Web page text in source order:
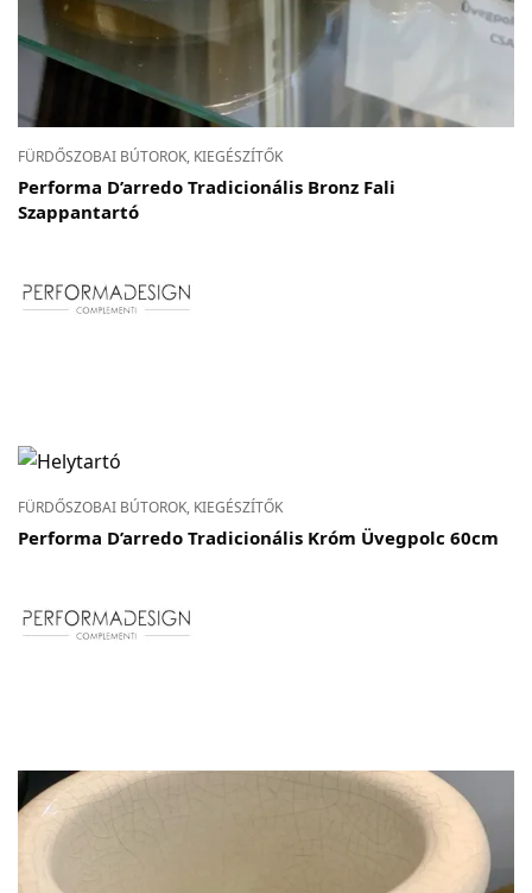
FÜRDŐSZOBAI BÚTOROK, KIEGÉSZÍTŐK
Performa D’arredo Tradicionális Bronz Fali
Szappantartó
FÜRDŐSZOBAI BÚTOROK, KIEGÉSZÍTŐK
Performa D’arredo Tradicionális Króm Üvegpolc 60cm